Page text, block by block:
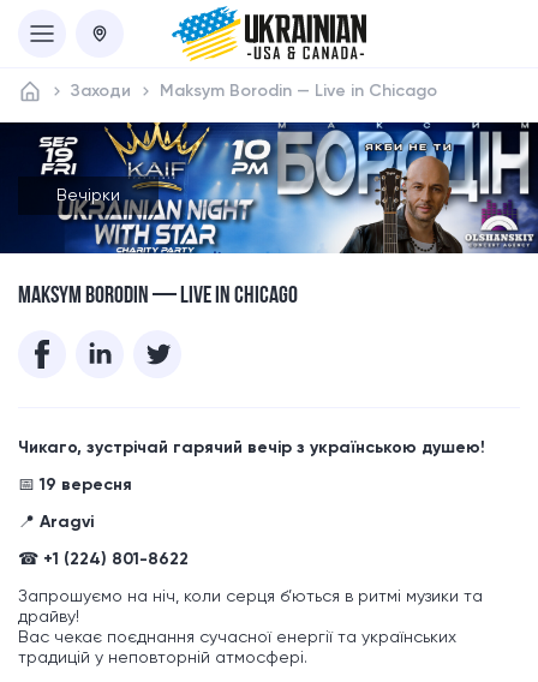
Заходи Maksym Borodin — Live in Chicago
Вечірки
MAKSYM BORODIN — LIVE IN CHICAGO
Чикаго, зустрічай гарячий вечір з українською душею!
📅19 вересня
📍 Aragvi
☎ +1 (224) 801-8622
Запрошуємо на ніч, коли серця б’ються в ритмі музики та
драйву!
Вас чекає поєднання сучасної енергії та українських
традицій у неповторній атмосфері.